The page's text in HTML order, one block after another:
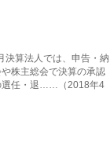
算法人では、申告・納
株主総会で決算の承認
選任・退……（2018年4